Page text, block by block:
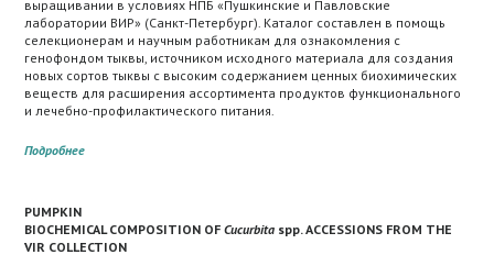
выращивании в условиях НПБ «Пушкинские и Павловские
лаборатории ВИР» (Санкт-Петербург). Каталог составлен в помощь
селекционерам и научным работникам для ознакомления с
генофондом тыквы, источником исходного материала для создания
новых сортов тыквы с высоким содержанием ценных биохимических
веществ для расширения ассортимента продуктов функционального
и лечебно-профилактического питания.
Подробнее
PUMPKIN
BIOCHEMICAL COMPOSITION OFCucurbita spp. ACCESSIONS FROM THE
VIR COLLECTION